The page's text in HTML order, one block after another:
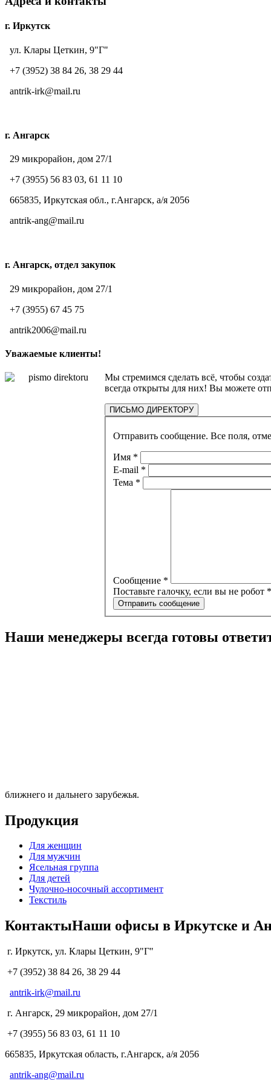
г. Иркутск
ул. Клары Цеткин, 9"Г"
+7 (3952) 38 84 26, 38 29 44
antrik-irk@mail.ru
г. Ангарск
29 микрорайон, дом 27/1
+7 (3955) 56 83 03, 61 11 10
665835, Иркутская обл., г.Ангарск, а/я 2056
antrik-ang@mail.ru
г. Ангарск, отдел закупок
29 микрорайон, дом 27/1
+7 (3955) 67 45 75
antrik2006@mail.ru
Уважаемые клиенты!
Мы стремимся сделать всё, чтобы
всегда открыты для них! Вы можете
ПИСЬМО ДИРЕКТОРУ
Отправить сообщение. Все поля,
Имя *
E-mail *
Тема *
Сообщение *
Поставьте галочку, если вы не робот *
Отправить сообщение
Наши менеджеры всегда готовы
ближнего и дальнего зарубежья.
Продукция
Для женщин
Для мужчин
Ясельная группа
Для детей
Чулочно-носочный ассортимент
Текстиль
КонтактыНаши офисы в Иркутске и
г. Иркутск, ул. Клары Цеткин, 9"Г"
+7 (3952) 38 84 26, 38 29 44
antrik-irk@mail.ru
г. Ангарск, 29 микрорайон, дом 27/1
+7 (3955) 56 83 03, 61 11 10
665835, Иркутская область, г.Ангарск, а/я 2056
antrik-ang@mail.ru